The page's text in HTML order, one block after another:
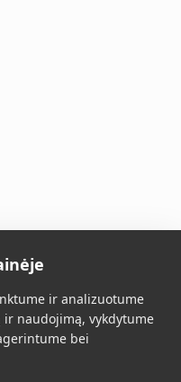
produktaiir analizuotume
naudojimą, vykdytume
bei